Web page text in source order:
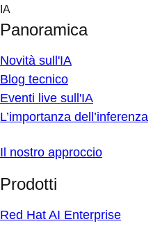
Skip
content
IA
Panoramica
Novità sull'IA
Blog tecnico
Eventi live sull'IA
L’importanza dell’inferenza
Il nostro approccio
Prodotti
Red Hat AI Enterprise